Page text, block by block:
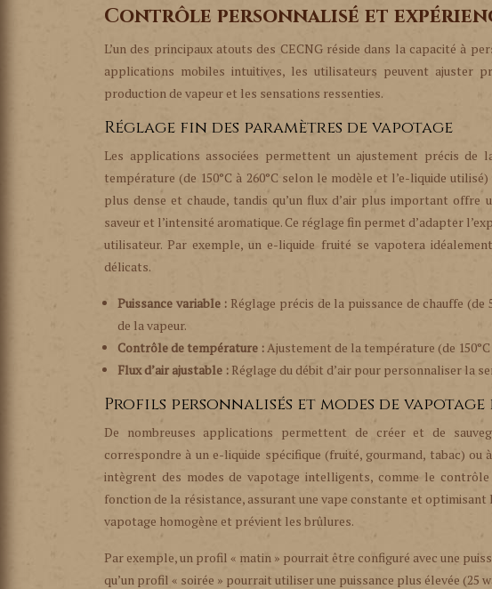
Contrôle personnalisé et
L’un des principaux atouts des CECNG réside dans la capacité à
applications mobiles intuitives, les utilisateurs peuvent ajuster
production de vapeur et les sensations ressenties.
Réglage fin des paramètres de vapotage
Les applications associées permettent un ajustement précis
température (de 150°C à 260°C selon le modèle et l’e-liquide
plus dense et chaude, tandis qu’un flux d’air plus important
saveur et l’intensité aromatique. Ce réglage fin permet d’adapter
utilisateur. Par exemple, un e-liquide fruité se vapotera
délicats.
Puissance variable : Réglage précis de la puissance de chauffe
de la vapeur.
Contrôle de température :Ajustement de la température (de
Flux d’air ajustable : Réglage du débit d’air pour personnaliser la
Profils personnalisés et modes de
De nombreuses applications permettent de créer et de
correspondre à un e-liquide spécifique (fruité, gourmand, tabac)
intègrent des modes de vapotage intelligents, comme le
fonction de la résistance, assurant une vape constante et optimisant
vapotage homogène et prévient les brûlures.
Par exemple, un profil « matin » pourrait être configuré avec une
qu’un profil « soirée » pourrait utiliser une puissance plus élevée (25